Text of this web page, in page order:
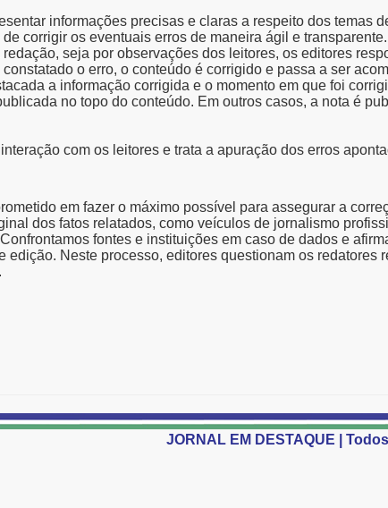
informações precisas e claras a respeito dos temas
corrigir os eventuais erros de maneira ágil e
seja por observações dos leitores, os editores
o erro, o conteúdo é corrigido e passa a ser
a informação corrigida e o momento em que foi
no topo do conteúdo. Em outros casos, a nota é
com os leitores e trata a apuração dos erros
em fazer o máximo possível para assegurar a
dos fatos relatados, como veículos de jornalismo
fontes e instituições em caso de dados e
edição. Neste processo, editores questionam os redatores
JORNAL EM DESTAQUE |